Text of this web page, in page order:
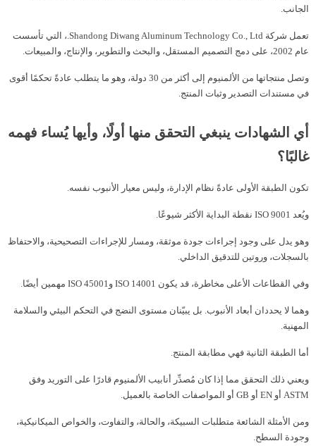
الجانب.
تعمل شركة Shandong Diwang Aluminum Technology Co., Ltd.، التي تأسست
عام 2002، على دمج التصميم المستقل، والبحث والتطوير، والإنتاج، والمبيعات.
وتصل منتجاتها من الألمنيوم إلى أكثر من 30 دولة، وهو ما يتطلب عادةً تحكمًا أقوى
في مستندات التصدير وثبات المنتج.
أي الشهادات ينبغي التحقق منها أولًا، وأيها يُساء فهمه
غالبًا؟
تكون الطبقة الأولى عادةً نظام الإدارة، وليس معيار الأنبوب نفسه.
ويُعد ISO 9001 نقطة البداية الأكثر شيوعًا.
وهو يدل على وجود إجراءات جودة موثقة، ومسار للإجراءات التصحيحية، والاحتفاظ
بالسجلات، وروتين للتدقيق الداخلي.
وفي القطاعات الأعلى مخاطرة، قد يكون ISO 14001 وISO 45001 مهمين أيضًا.
وهما لا يحددان أبعاد الأنبوب. بل يبيّنان مستوى النضج في التحكم البيئي والسلامة
المهنية.
أما الطبقة الثانية فهي مطابقة المنتج.
ويعني ذلك التحقق مما إذا كان مُصدِّر أنابيب الألمنيوم قادرًا على التوريد وفق
ASTM أو EN أو GB أو المواصفات الخاصة بالعميل.
ومن الأمثلة الشائعة متطلبات السبيكة، والحالة، والتفاوت، والخواص الميكانيكية،
وجودة السطح.